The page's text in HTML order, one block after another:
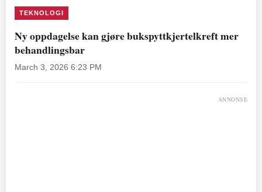
TEKNOLOGI
Ny oppdagelse kan gjøre bukspyttkjertelkreft mer
behandlingsbar
March 3, 2026 6:23 PM
ANNONSE